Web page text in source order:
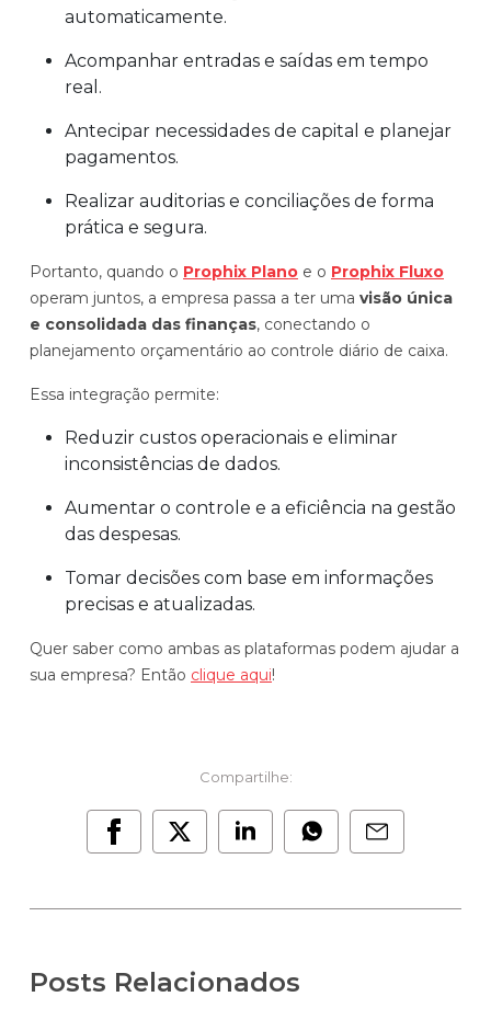
automaticamente.
Acompanhar entradas e saídas em tempo
real.
Antecipar necessidades de capital e planejar
pagamentos.
Realizar auditorias e conciliações de forma
prática e segura.
Portanto, quando o Prophix Plano e o Prophix Fluxo
operam juntos, a empresa passa a ter uma visão única
e consolidada das finanças, conectando o
planejamento orçamentário ao controle diário de caixa.
Essa integração permite:
Reduzir custos operacionais e eliminar
inconsistências de dados.
Aumentar o controle e a eficiência na gestão
das despesas.
Tomar decisões com base em informações
precisas e atualizadas.
Quer saber como ambas as plataformas podem ajudar a
sua empresa? Então clique aqui!
Compartilhe:
Posts Relacionados